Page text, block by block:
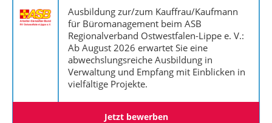
Ausbildung zur/zum Kauffrau/Kaufmann
für Büromanagement beim ASB
Regionalverband Ostwestfalen-Lippe e. V.:
Ab August 2026 erwartet Sie eine
abwechslungsreiche Ausbildung in
Verwaltung und Empfang mit Einblicken in
vielfältige Projekte.
Jetzt bewerben